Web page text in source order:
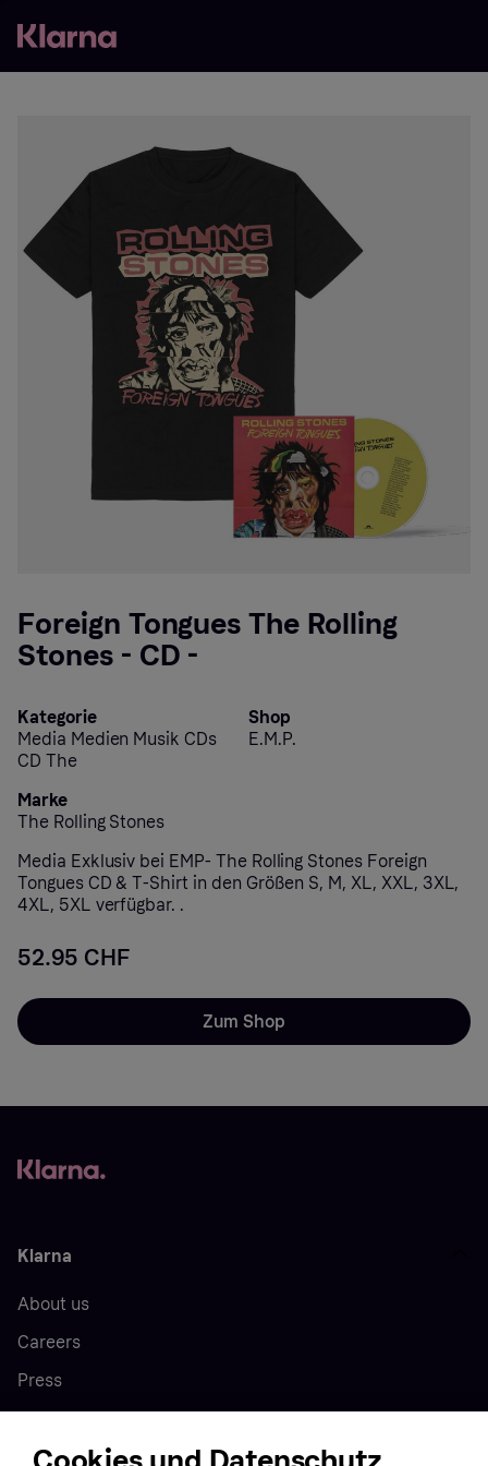
Foreign Tongues The Rolling
Stones - CD -
Kategorie
Media Medien Musik CDs
CD The
Shop
E.M.P.
Marke
The Rolling Stones
Media Exklusiv bei EMP- The Rolling Stones Foreign
Tongues CD & T-Shirt in den Größen S, M, XL, XXL, 3XL,
4XL, 5XL verfügbar. .
52.95 CHF
Zum Shop
Klarna
About us
Careers
Press